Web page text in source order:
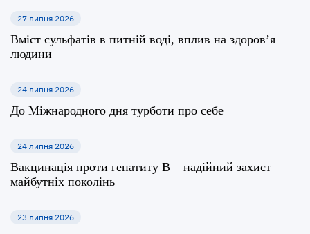
27 липня 2026
Вміст сульфатів в питній воді, вплив на здоров’я
людини
24 липня 2026
До Міжнародного дня турботи про себе
24 липня 2026
Вакцинація проти гепатиту B – надійний захист
майбутніх поколінь
23 липня 2026